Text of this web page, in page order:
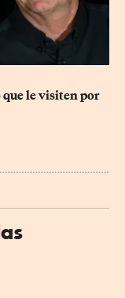
que le visiten por